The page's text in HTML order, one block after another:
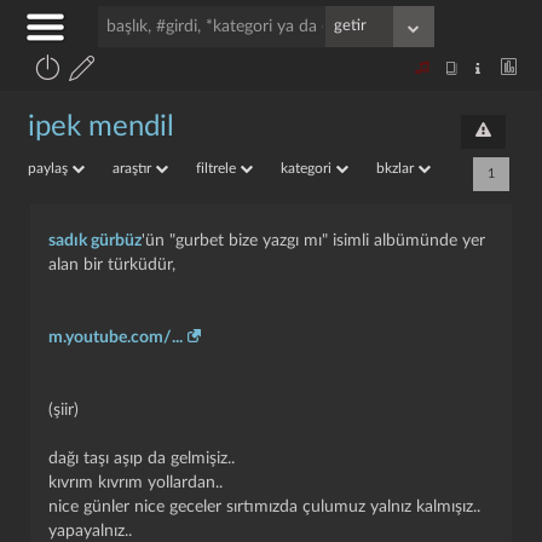
ipek mendil
paylaş araştır filtrele kategori bkzlar 1
sadık gürbüz'ün "gurbet bize yazgı mı" isimli albümünde yer
alan bir türküdür,
m.youtube.com/...
(şiir)
dağı taşı aşıp da gelmişiz..
kıvrım kıvrım yollardan..
nice günler nice geceler sırtımızda çulumuz yalnız kalmışız..
yapayalnız..